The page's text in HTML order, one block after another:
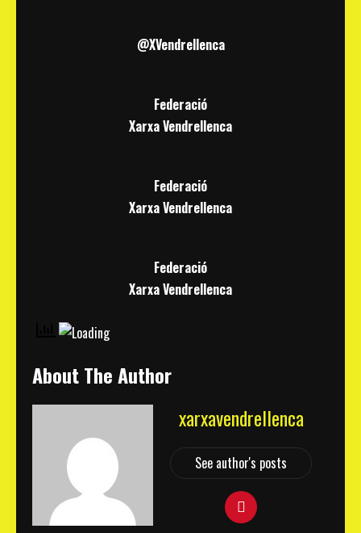
@XVendrellenca
Federació
Xarxa Vendrellenca
Federació
Xarxa Vendrellenca
Federació
Xarxa Vendrellenca
About The Author
xarxavendrellenca
See author's posts